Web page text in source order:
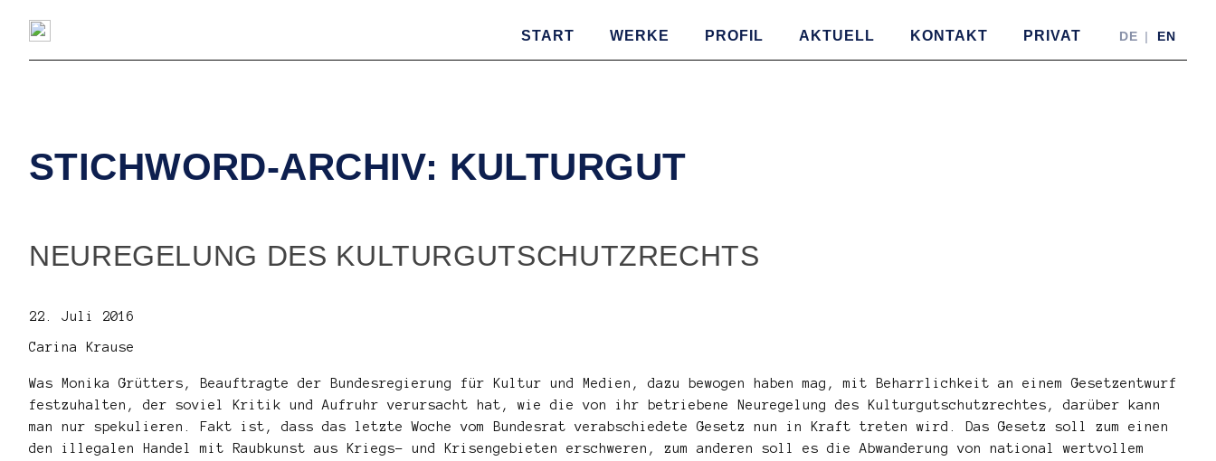
DE EN
START WERKE PROFIL AKTUELL KONTAKT PRIVAT
STICHWORD-ARCHIV: KULTURGUT
NEUREGELUNG DES KULTURGUTSCHUTZRECHTS
22. Juli 2016
Carina Krause
Was Monika Grütters, Beauftragte der Bundesregierung für Kultur und Medien, dazu bewogen haben mag, mit Beharrlichkeit an einem Gesetzentwurf
festzuhalten, der soviel Kritik und Aufruhr verursacht hat, wie die von ihr betriebene Neuregelung des Kulturgutschutzrechtes, darüber kann
man nur spekulieren. Fakt ist, dass das letzte Woche vom Bundesrat verabschiedete Gesetz nun in Kraft treten wird. Das Gesetz soll zum einen
den illegalen Handel mit Raubkunst aus Kriegs- und Krisengebieten erschweren, zum anderen soll es die Abwanderung von national wertvollem